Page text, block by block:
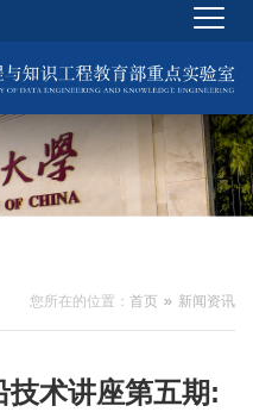
您所在的位置： 首页 新闻资讯
术讲座第五期: